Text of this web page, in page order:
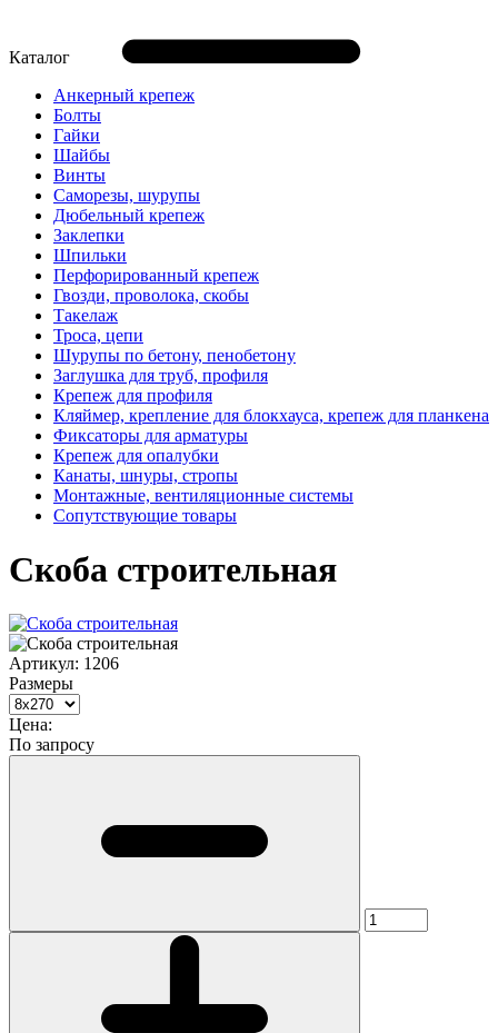
Каталог
Анкерный крепеж
Болты
Гайки
Шайбы
Винты
Саморезы, шурупы
Дюбельный крепеж
Заклепки
Шпильки
Перфорированный крепеж
Гвозди, проволока, скобы
Такелаж
Троса, цепи
Шурупы по бетону, пенобетону
Заглушка для труб, профиля
Крепеж для профиля
Кляймер, крепление для блокхауса, крепеж для планкена
Фиксаторы для арматуры
Крепеж для опалубки
Канаты, шнуры, стропы
Монтажные, вентиляционные системы
Сопутствующие товары
Скоба строительная
Артикул: 1206
Размеры
Цена:
По запросу